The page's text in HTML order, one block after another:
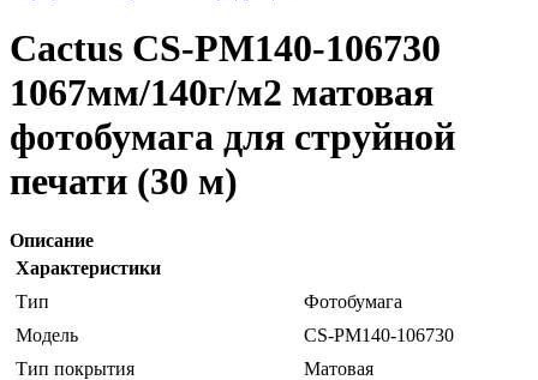
Cactus CS-PM140-106730
1067мм/140г/м2 матовая
фотобумага для струйной
печати (30 м)
Описание
Характеристики
Тип
Фотобумага
Модель
CS-PM140-106730
Тип покрытия
Матовая